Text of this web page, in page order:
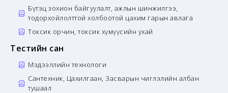
Бүтэц зохион байгуулалт, ажлын шинжилгээ,
тодорхойлолттой холбоотой цахим гарын авлага
Токсик орчин, токсик хүмүүсийн ухай
Тестийн сан
Мэдээллийн технологи
Сантехник, Цахилгаан, Засварын чиглэлийн албан
тушаал